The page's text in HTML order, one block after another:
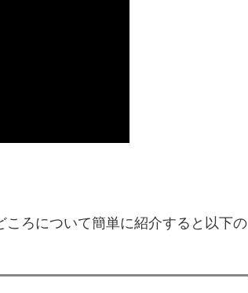
ころについて簡単に紹介すると以下の